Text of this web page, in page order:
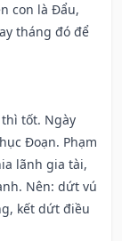
con là Đẩu,
tháng đó để
thì tốt. Ngày
Đoạn. Phạm
lãnh gia tài,
Nên: dứt vú
kết dứt điều